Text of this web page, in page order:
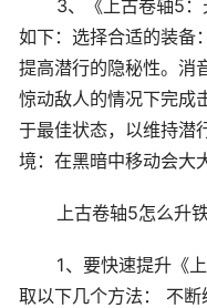
3、《上古卷轴5
如下：选择合适的装备
提高潜行的隐秘性。消
惊动敌人的情况下完成
于最佳状态，以维持潜
境：在黑暗中移动会大
上古卷轴5怎么升
1、要快速提升《
取以下几个方法： 不